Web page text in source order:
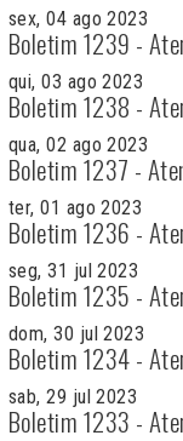
sex, 04 ago 2023
Boletim 1239 -
qui, 03 ago 2023
Boletim 1238 -
qua, 02 ago 2023
Boletim 1237 -
ter, 01 ago 2023
Boletim 1236 -
seg, 31 jul 2023
Boletim 1235 -
dom, 30 jul 2023
Boletim 1234 -
sab, 29 jul 2023
Boletim 1233 -